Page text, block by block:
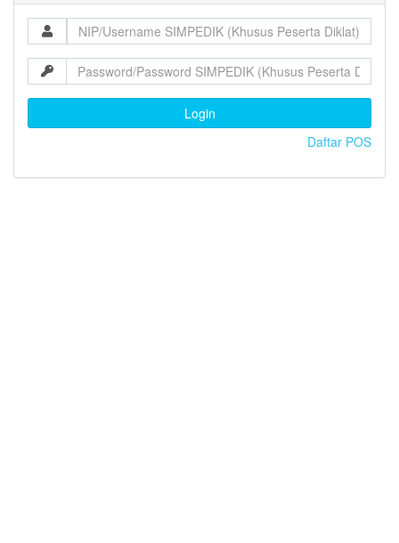
Login
Daftar POS